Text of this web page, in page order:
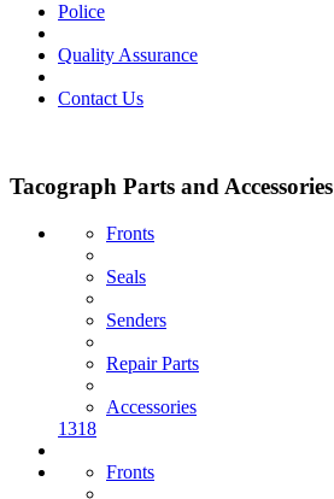
Police
Quality Assurance
Contact Us
Tacograph Parts and Accessories
Fronts
Seals
Senders
Repair Parts
Accessories
1318
Fronts